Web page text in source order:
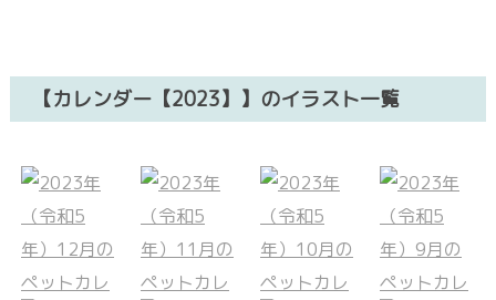
【カレンダー【2023】】のイラスト一覧